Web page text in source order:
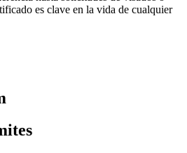
es clave en la vida de cualquier